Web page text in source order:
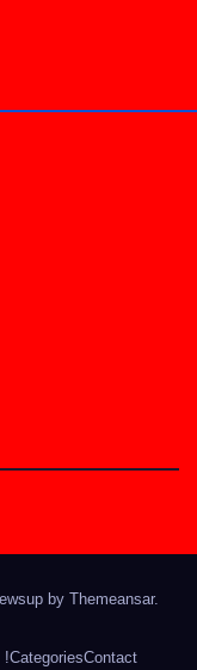
by Themeansar.
!CategoriesContact